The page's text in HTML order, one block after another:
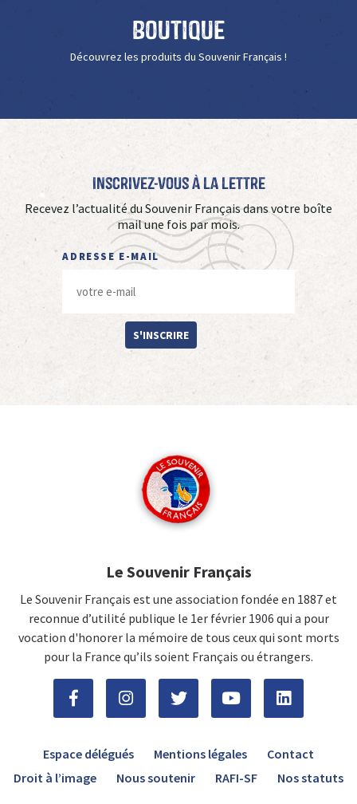
Boutique
Découvrez les produits du Souvenir Français !
Inscrivez-vous à La Lettre
Recevez l’actualité du Souvenir Français dans votre boîte
mail une fois par mois.
ADRESSE E-MAIL
S'INSCRIRE
Le Souvenir Français
Le Souvenir Français est une association fondée en 1887 et
reconnue d’utilité publique le 1er février 1906 qui a pour
vocation d'honorer la mémoire de tous ceux qui sont morts
pour la France qu’ils soient Français ou étrangers.
Espace délégués Mentions légales
Contact
Droit à l’image
Nous soutenir RAFI-SF Nos statuts